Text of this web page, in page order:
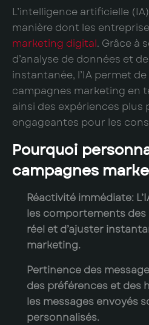
L’intelligence artificielle
manière dont les
marketing digital. Grâce à
d’analyse de données et
instantanée, l’IA permet
campagnes marketing en
ainsi des expériences plus
engageantes pour les
Pourquoi
campagnes
Réactivité immédiate:
les comportements
réel et d’ajuster
marketing.
Pertinence des
des préférences et des
les messages envoyés
personnalisés.